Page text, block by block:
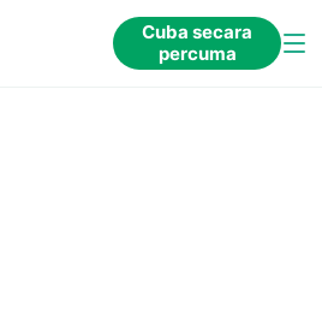
Cuba secara
percuma